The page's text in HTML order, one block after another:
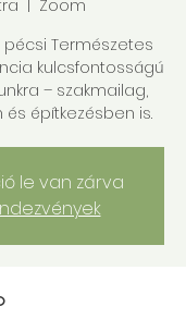
Zoom
pécsi Természetes
kulcsfontosságú
– szakmailag,
építkezésben is.
le van zárva